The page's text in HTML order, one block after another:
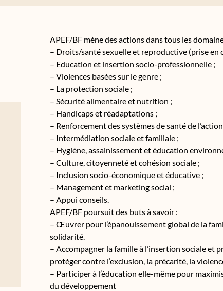
APEF/BF mène des actions dans tous les
– Droits/santé sexuelle et reproductive (prise en
– Education et insertion socio-professionnelle ;
– Violences basées sur le genre ;
– La protection sociale ;
– Sécurité alimentaire et nutrition ;
– Handicaps et réadaptations ;
– Renforcement des systèmes de santé de
– Intermédiation sociale et familiale ;
– Hygiène, assainissement et éducation
– Culture, citoyenneté et cohésion sociale ;
– Inclusion socio-économique et éducative ;
– Management et marketing social ;
– Appui conseils.
APEF/BF poursuit des buts à savoir :
– Œuvrer pour l’épanouissement global de la
solidarité.
– Accompagner la famille à l’insertion sociale et
protéger contre l’exclusion, la précarité, la
– Participer à l’éducation elle-même pour
du développement